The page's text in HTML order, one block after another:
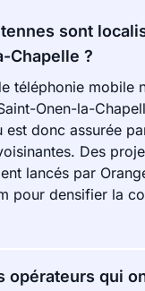
sont
Chapelle ?
téléphonie mobile
Onen-la-
est donc assurée
Des
lancés par
pour densifier la
opérateurs qui